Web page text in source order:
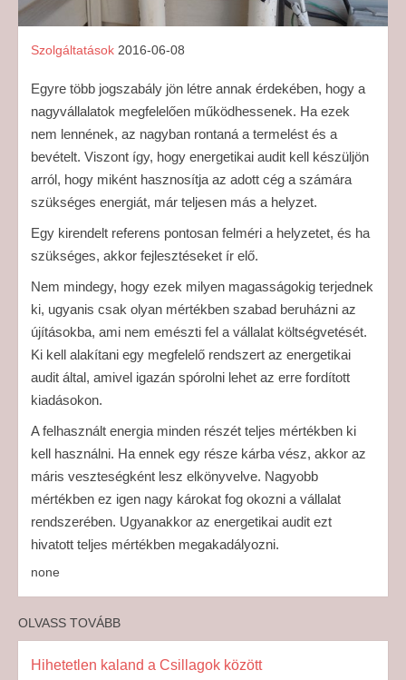
Szolgáltatások 2016-06-08
Egyre több jogszabály jön létre annak érdekében, hogy a
nagyvállalatok megfelelően működhessenek. Ha ezek
nem lennének, az nagyban rontaná a termelést és a
bevételt. Viszont így, hogy energetikai audit kell készüljön
arról, hogy miként hasznosítja az adott cég a számára
szükséges energiát, már teljesen más a helyzet.
Egy kirendelt referens pontosan felméri a helyzetet, és ha
szükséges, akkor fejlesztéseket ír elő.
Nem mindegy, hogy ezek milyen magasságokig terjednek
ki, ugyanis csak olyan mértékben szabad beruházni az
újításokba, ami nem emészti fel a vállalat költségvetését.
Ki kell alakítani egy megfelelő rendszert az energetikai
audit által, amivel igazán spórolni lehet az erre fordított
kiadásokon.
A felhasznált energia minden részét teljes mértékben ki
kell használni. Ha ennek egy része kárba vész, akkor az
máris veszteségként lesz elkönyvelve. Nagyobb
mértékben ez igen nagy károkat fog okozni a vállalat
rendszerében. Ugyanakkor az energetikai audit ezt
hivatott teljes mértékben megakadályozni.
none
OLVASS TOVÁBB
Hihetetlen kaland a Csillagok között